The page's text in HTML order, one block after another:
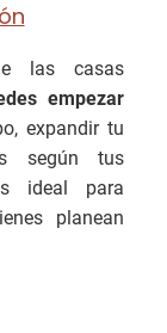
las casas
empezar
expandir tu
según tus
ideal para
planean